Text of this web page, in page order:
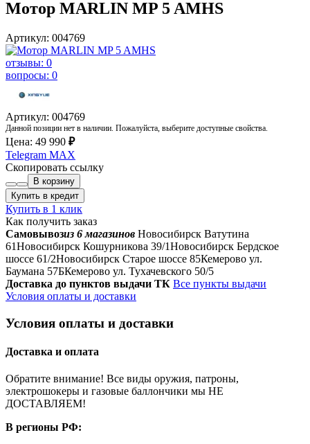
Мотор MARLIN MP 5 AMHS
Артикул: 004769
отзывы: 0
вопросы: 0
Артикул: 004769
Данной позиции нет в наличии. Пожалуйста, выберите доступные свойства.
Цена: 49 990 ₽
Telegram MAX
Скопировать ссылку
В корзину
Купить в кредит
Купить в 1 клик
Как получить заказ
Самовывозиз 6 магазинов Новосибирск Ватутина
61Новосибирск Кошурникова 39/1Новосибирск Бердское
шоссе 61/2Новосибирск Старое шоссе 85Кемерово ул.
Баумана 57БКемерово ул. Тухачевского 50/5
Доставка до пунктов выдачи ТК Все пункты выдачи
Условия оплаты и доставки
Условия оплаты и доставки
Доставка и оплата
Обратите внимание! Все виды оружия, патроны,
электрошокеры и газовые баллончики мы НЕ
ДОСТАВЛЯЕМ!
В регионы РФ: